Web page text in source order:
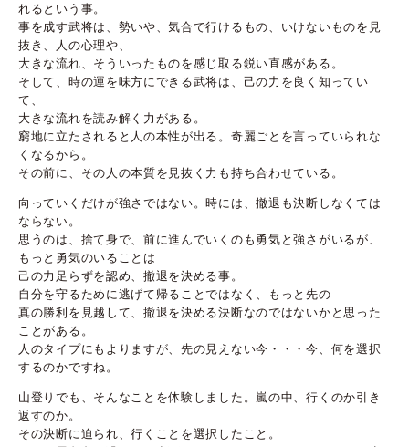
れるという事。
事を成す武将は、勢いや、気合で行けるもの、いけないものを見
抜き、人の心理や、
大きな流れ、そういったものを感じ取る鋭い直感がある。
そして、時の運を味方にできる武将は、己の力を良く知ってい
て、
大きな流れを読み解く力がある。
窮地に立たされると人の本性が出る。奇麗ごとを言っていられな
くなるから。
その前に、その人の本質を見抜く力も持ち合わせている。
向っていくだけが強さではない。時には、撤退も決断しなくては
ならない。
思うのは、捨て身で、前に進んでいくのも勇気と強さがいるが、
もっと勇気のいることは
己の力足らずを認め、撤退を決める事。
自分を守るために逃げて帰ることではなく、もっと先の
真の勝利を見越して、撤退を決める決断なのではないかと思った
ことがある。
人のタイプにもよりますが、先の見えない今・・・今、何を選択
するのかですね。
山登りでも、そんなことを体験しました。嵐の中、行くのか引き
返すのか。
その決断に迫られ、行くことを選択したこと。